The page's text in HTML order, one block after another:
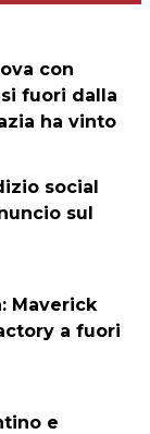
con
fuori dalla
ha vinto
social
sul
Maverick
a fuori
e